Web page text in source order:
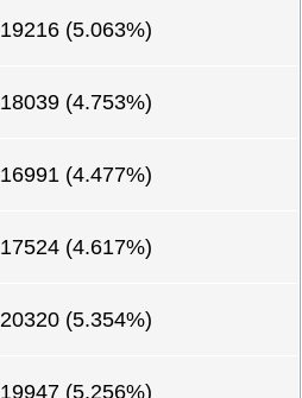
19216 (5.063%)
18039 (4.753%)
16991 (4.477%)
17524 (4.617%)
20320 (5.354%)
19947 (5.256%)